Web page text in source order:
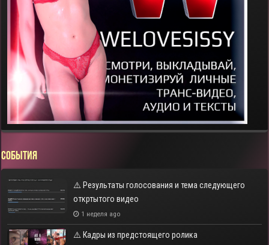
СОБЫТИЯ
⚠️ Результаты голосования и тема следующего
откртытого видео
1 неделя ago
⚠️ Кадры из предстоящего ролика